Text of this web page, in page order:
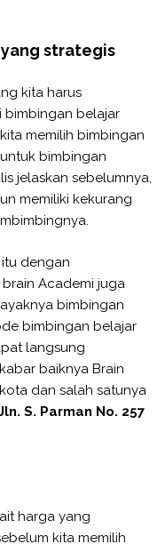
strategis
kita harus
bimbingan belajar
memilih bimbingan
bimbingan
jelaskan sebelumnya,
memiliki kekurang
dengan
Academi juga
bimbingan
bimbingan belajar
langsung
baiknya Brain
dan salah satunya
S. Parman No. 257
harga yang
kita memilih